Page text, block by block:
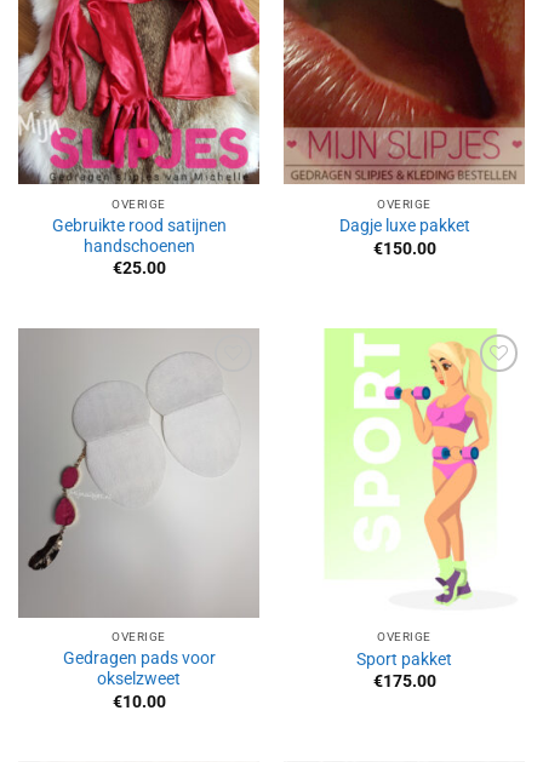
OVERIGE
Gebruikte rood satijnen
handschoenen
€25.00
OVERIGE
Dagje luxe pakket
€150.00
verlanglijst
OVERIGE
Gedragen pads voor
okselzweet
€10.00
Aan
verlanglijst
toevoegen
OVERIGE
Sport pakket
€175.00